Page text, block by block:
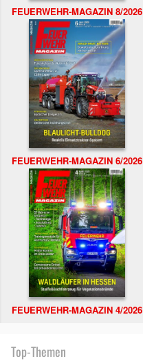
FEUERWEHR-MAGAZIN 8/2026
FEUERWEHR-MAGAZIN 6/2026
FEUERWEHR-MAGAZIN 4/2026
Top-Themen